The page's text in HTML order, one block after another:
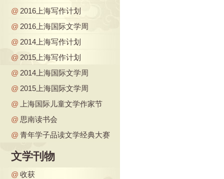
@ 2016上海写作计划
@ 2016上海国际文学周
@ 2014上海写作计划
@ 2015上海写作计划
@ 2014上海国际文学周
@ 2015上海国际文学周
@
上海国际儿童文学作家节
@ 思南读书会
@ 青年学子品读文学经典大赛
文学刊物
@ 收获